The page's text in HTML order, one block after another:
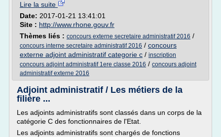
Lire la suite
Date: 2017-01-21 13:41:01
Site : http://www.rhone.gouv.fr
Thèmes liés : concours externe secretaire administratif 2016 /
concours interne secretaire administratif 2016 / concours
externe adjoint administratif categorie c / inscription
concours adjoint administratif 1ere classe 2016 / concours adjoint
administratif externe 2016
Adjoint administratif / Les métiers de la
filière ...
Les adjoints administratifs sont classés dans un corps de la
catégorie C des fonctionnaires de l'Etat.
Les adjoints administratifs sont chargés de fonctions